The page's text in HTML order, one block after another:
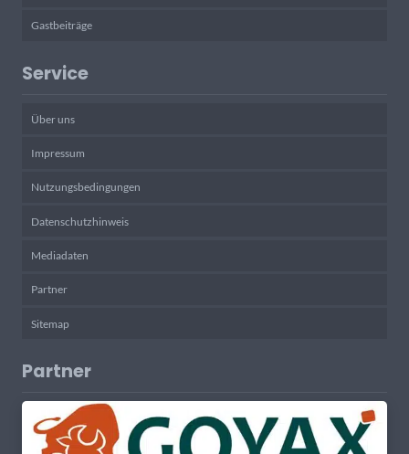
Gastbeiträge
Service
Über uns
Impressum
Nutzungsbedingungen
Datenschutzhinweis
Mediadaten
Partner
Sitemap
Partner